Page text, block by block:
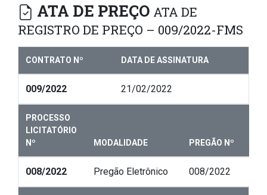
ATA DE PREÇO ATA DE
REGISTRO DE PREÇO – 009/2022-FMS
CONTRATO Nº DATA DE ASSINATURA
009/2022 21/02/2022
PROCESSO
LICITATÓRIO
Nº
MODALIDADE PREGÃO Nº
008/2022 Pregão Eletrônico 008/2022